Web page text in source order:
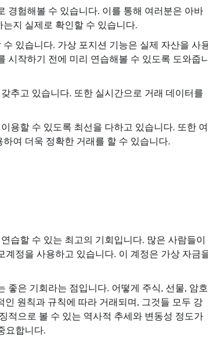
경험해볼 수 있습니다. 이를 통해 여러분은 아바
지 실제로 확인할 수 있습니다.
있습니다. 가상 포지션 기능은 실제 자산을 사
시작하기 전에 미리 연습해볼 수 있도록 도와줍
추고 있습니다. 또한 실시간으로 거래 데이터를
용할 수 있도록 최선을 다하고 있습니다. 또한 여
여 더욱 정확한 거래를 할 수 있습니다.
습할 수 있는 최고의 기회입니다. 많은 사람들이
정을 사용하고 있습니다. 이 계정은 가상 자금
좋은 기회라는 점입니다. 어떻게 주식, 선물, 암호
원칙과 규칙에 따라 거래되며, 그것들 모두 강
적으로 볼 수 있는 역사적 추세와 변동성 정도가
요합니다.